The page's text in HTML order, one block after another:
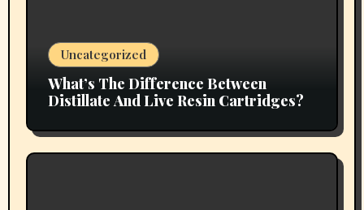
Uncategorized
What’s The Difference Between
Distillate And Live Resin Cartridges?